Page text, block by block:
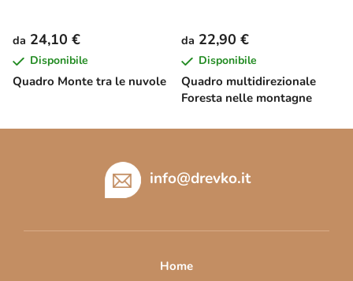
Quadro Monte tra le nuvole
da 24,10 €
Disponibile
Quadro multidirezionale
Foresta nelle montagne
da 22,90 €
Disponibile
info@drevko.it
Home